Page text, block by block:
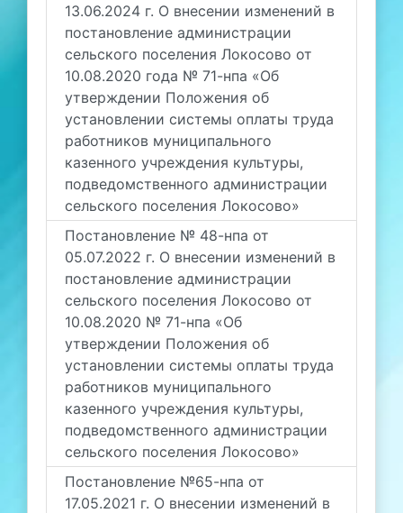
13.06.2024 г. О внесении изменений в
постановление администрации
сельского поселения Локосово от
10.08.2020 года № 71-нпа «Об
утверждении Положения об
установлении системы оплаты труда
работников муниципального
казенного учреждения культуры,
подведомственного администрации
сельского поселения Локосово»
Постановление № 48-нпа от
05.07.2022 г. О внесении изменений в
постановление администрации
сельского поселения Локосово от
10.08.2020 № 71-нпа «Об
утверждении Положения об
установлении системы оплаты труда
работников муниципального
казенного учреждения культуры,
подведомственного администрации
сельского поселения Локосово»
Постановление №65-нпа от
17.05.2021 г. О внесении изменений в